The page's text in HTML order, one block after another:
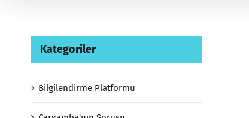
Kategoriler
Bilgilendirme Platformu